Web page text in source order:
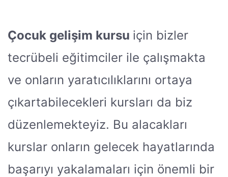
Çocuk gelişim kursu için bizler
tecrübeli eğitimciler ile çalışmakta
ve onların yaratıcılıklarını ortaya
çıkartabilecekleri kursları da biz
düzenlemekteyiz. Bu alacakları
kurslar onların gelecek hayatlarında
başarıyı yakalamaları için önemli bir